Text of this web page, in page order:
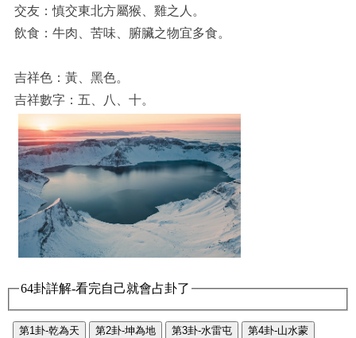
交友：慎交東北方屬猴、雞之人。
飲食：牛肉、苦味、腑臟之物宜多食。
吉祥色：黃、黑色。
吉祥數字：五、八、十。
64卦詳解-看完自己就會占卦了
第1卦-乾為天 第2卦-坤為地 第3卦-水雷屯 第4卦-山水蒙